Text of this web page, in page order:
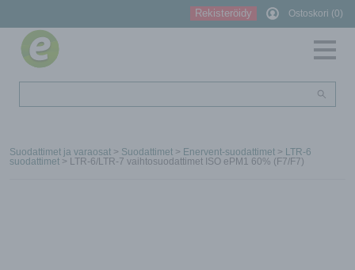
Rekisteröidy Ostoskori (0)
Suodattimet ja varaosat > Suodattimet > Enervent-suodattimet > LTR-6
suodattimet > LTR-6/LTR-7 vaihtosuodattimet ISO ePM1 60% (F7/F7)